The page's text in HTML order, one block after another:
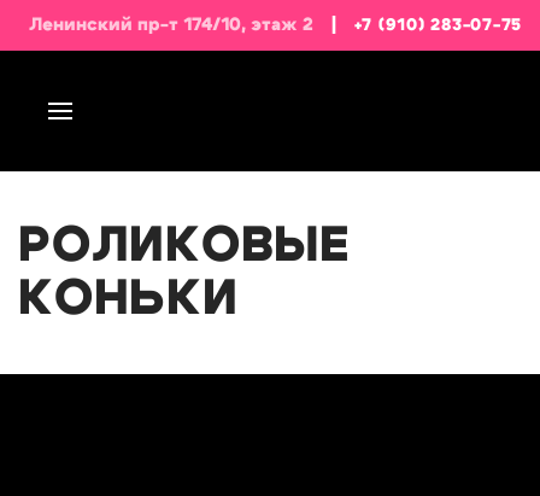
Ленинский пр-т 174/10, этаж 2 +7 (910) 283-07-75
РОЛИКОВЫЕ
КОНЬКИ